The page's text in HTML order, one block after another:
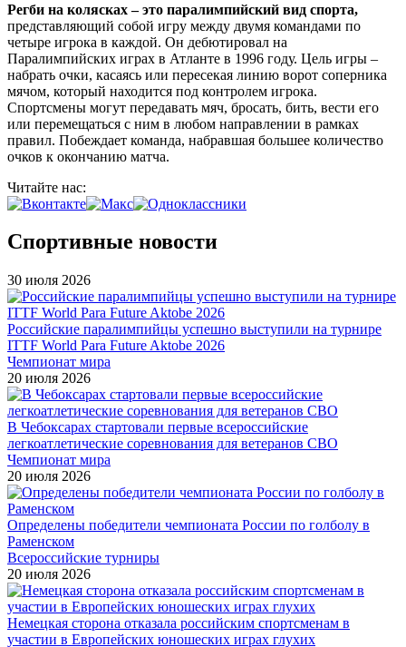
Регби на колясках – это паралимпийский вид спорта,
представляющий собой игру между двумя командами по
четыре игрока в каждой. Он дебютировал на
Паралимпийских играх в Атланте в 1996 году. Цель игры –
набрать очки, касаясь или пересекая линию ворот соперника
мячом, который находится под контролем игрока.
Спортсмены могут передавать мяч, бросать, бить, вести его
или перемещаться с ним в любом направлении в рамках
правил. Побеждает команда, набравшая большее количество
очков к окончанию матча.
Читайте нас:
Спортивные новости
30 июля 2026
Российские паралимпийцы успешно выступили на турнире
ITTF World Para Future Aktobe 2026
Чемпионат мира
20 июля 2026
В Чебоксарах стартовали первые всероссийские
легкоатлетические соревнования для ветеранов СВО
Чемпионат мира
20 июля 2026
Определены победители чемпионата России по голболу в
Раменском
Всероссийские турниры
20 июля 2026
Немецкая сторона отказала российским спортсменам в
участии в Европейских юношеских играх глухих